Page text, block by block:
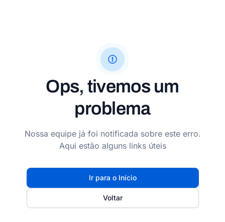
Ops, tivemos um
problema
Nossa equipe já foi notificada sobre este erro.
Aqui estão alguns links úteis
Ir para o Início
Voltar